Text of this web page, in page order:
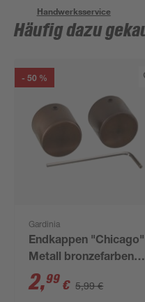
Handwerksservice
Häufig dazu
- 50 %
Gardinia
Endkappen "Chicago"
Metall bronzefarben Ø
20 mm 2 Stück
2,99 € 5,99 €